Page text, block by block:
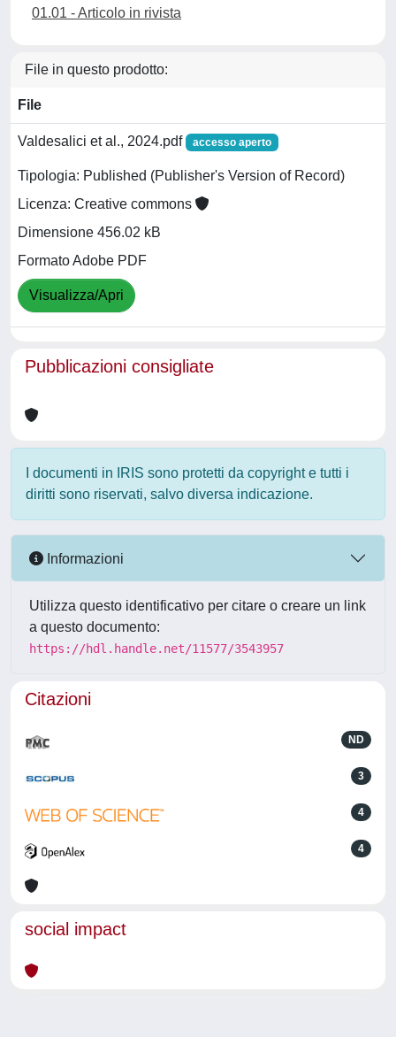
01.01 - Articolo in rivista
File in questo prodotto:
File
Valdesalici et al., 2024.pdf accesso aperto
Tipologia: Published (Publisher's Version of Record)
Licenza: Creative commons
Dimensione 456.02 kB
Formato Adobe PDF
Visualizza/Apri
Pubblicazioni consigliate
I documenti in IRIS sono protetti da copyright e tutti i
diritti sono riservati, salvo diversa indicazione.
Informazioni
Utilizza questo identificativo per citare o creare un link
a questo documento:
https://hdl.handle.net/11577/3543957
Citazioni
ND
3
4
4
social impact